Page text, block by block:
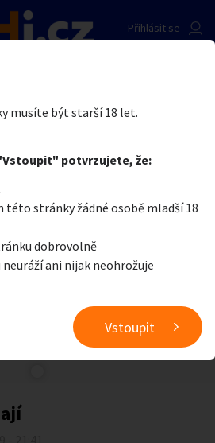
Přihlásit se
a bydlení Seznamka
Zvířata
PC a elektro Sport a hobby
Přidat inzerát
inzerát již není aktuální.
musíte být starší 18 let.
potvrzujete, že:
stránky žádné osobě mladší 18
dobrovolně
ani nijak neohrožuje
Vstoupit